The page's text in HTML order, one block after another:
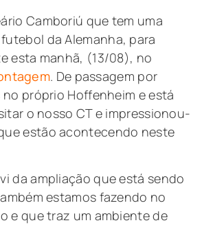
Camboriú que tem uma
da Alemanha, para
esta manhã, (13/08), no
. De passagem por
próprio Hoffenheim e está
o nosso CT e impressionou-
estão acontecendo neste
da ampliação que está sendo
estamos fazendo no
e que traz um ambiente de